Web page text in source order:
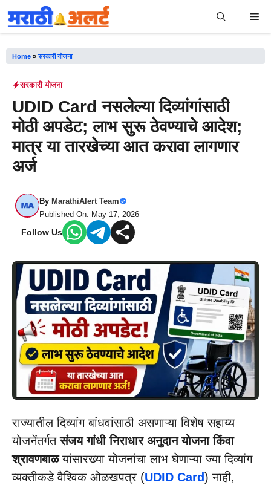
Skip
to
Home »सरकारी योजना
सरकारी योजना
UDID Card नसलेल्या दिव्यांगांसाठी
मोठी अपडेट; लाभ सुरू ठेवण्याचे आदेश;
मात्र या तारखेच्या आत करावा लागणार
अर्ज
By MarathiAlert Team
Published On: May 17, 2026
Follow Us
राज्यातील दिव्यांग बांधवांसाठी असणाऱ्या विशेष सहाय्य
योजनेंतर्गतसंजय गांधी निराधार अनुदान योजना किंवा
श्रावणबाळयांसारख्या योजनांचा लाभ घेणाऱ्या ज्या दिव्यांग
व्यक्तीकडे वैश्विक ओळखपत्र (UDID Card) नाही,